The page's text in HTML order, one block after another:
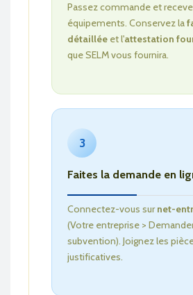
Passez commande et
équipements. Conservez la
détaillée et l'attestation
que SELM vous fournira.
3
Faites la demande en
Connectez-vous surnet-
(Votre entreprise >
subvention). Joignez les
justificatives.